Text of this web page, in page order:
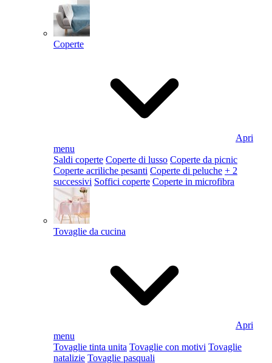
Coperte
Apri
menu
Saldi coperte Coperte di lusso Coperte da picnic
Coperte acriliche pesanti Coperte di peluche + 2
successivi Soffici coperte Coperte in microfibra
Tovaglie da cucina
Apri
menu
Tovaglie tinta unita Tovaglie con motivi Tovaglie
natalizie Tovaglie pasquali